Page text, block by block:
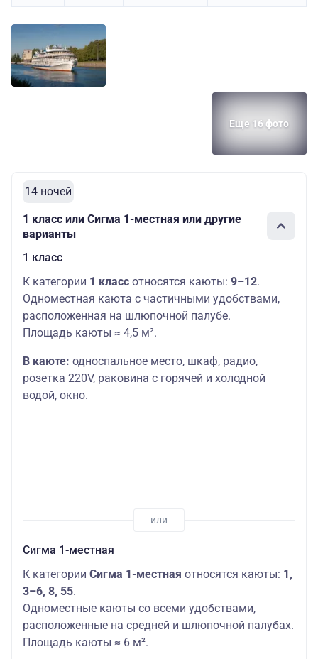
Еще 16 фото
14 ночей
1 класс или Сигма 1-местная или другие
варианты
1 класс
К категории 1 класс относятся каюты: 9–12.
Одноместная каюта с частичными удобствами,
расположенная на шлюпочной палубе.
Площадь каюты ≈ 4,5 м².
В каюте: односпальное место, шкаф, радио,
розетка 220V, раковина с горячей и холодной
водой, окно.
Сигма 1-местная
К категории Сигма 1-местная относятся каюты: 1,
3–6, 8, 55.
Одноместные каюты со всеми удобствами,
расположенные на средней и шлюпочной палубах.
Площадь каюты ≈ 6 м².